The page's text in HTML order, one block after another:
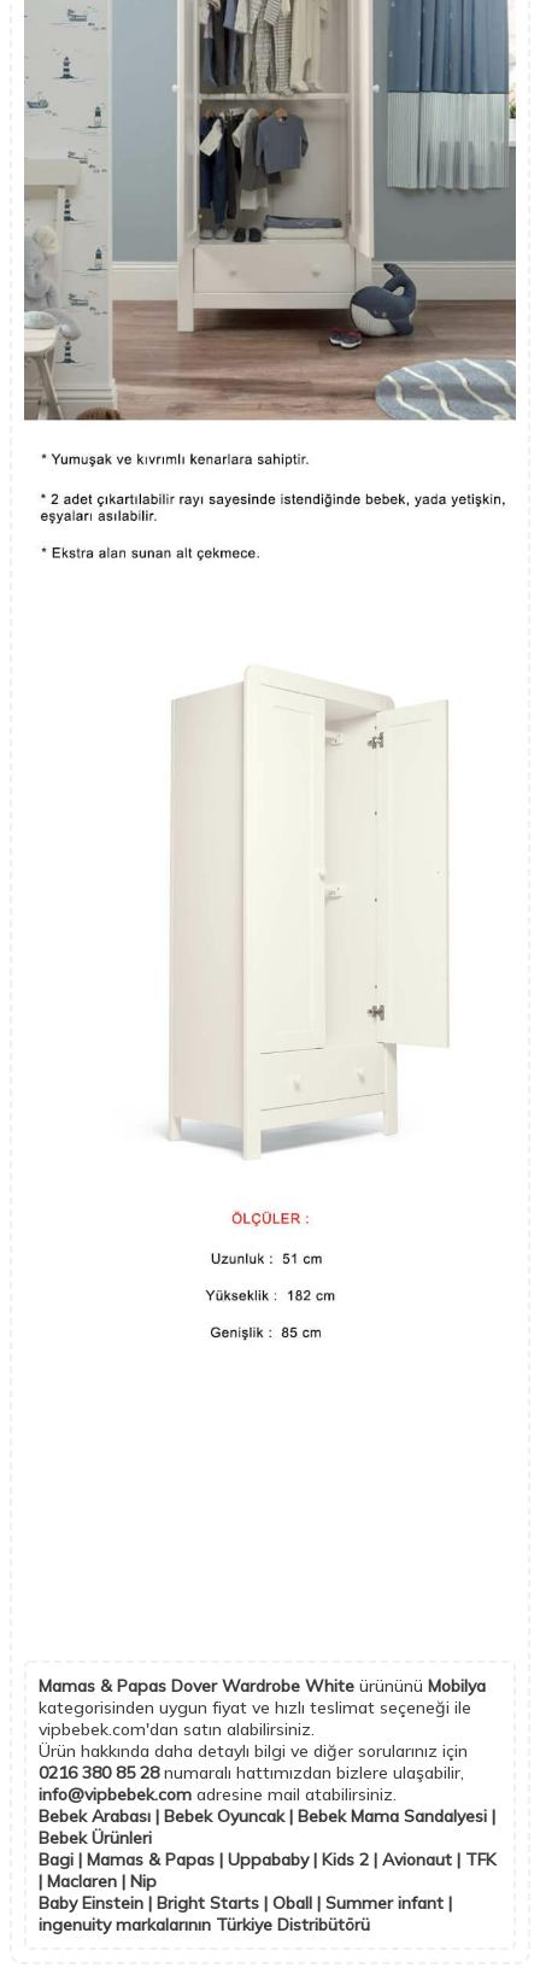
Mamas & Papas Dover Wardrobe White ürününü Mobilya
kategorisinden uygun fiyat ve hızlı teslimat seçeneği ile
vipbebek.com'dan satın alabilirsiniz.
Ürün hakkında daha detaylı bilgi ve diğer sorularınız için
0216 380 85 28numaralı hattımızdan bizlere ulaşabilir,
info@vipbebek.com adresine mail atabilirsiniz.
Bebek Arabası | Bebek Oyuncak | Bebek Mama Sandalyesi |
Bebek Ürünleri
Bagi | Mamas & Papas | Uppababy | Kids 2 | Avionaut | TFK
| Maclaren | Nip
Baby Einstein | Bright Starts | Oball | Summer infant |
ingenuity markalarının Türkiye Distribütörü